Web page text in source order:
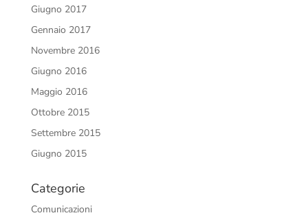
Giugno 2017
Gennaio 2017
Novembre 2016
Giugno 2016
Maggio 2016
Ottobre 2015
Settembre 2015
Giugno 2015
Categorie
Comunicazioni